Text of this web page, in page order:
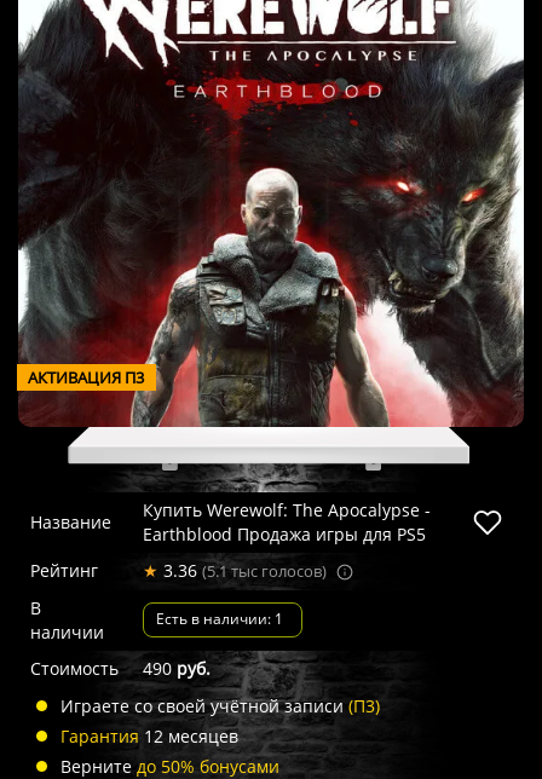
АКТИВАЦИЯ П3
Название
Купить Werewolf: The Apocalypse -
Earthblood Продажа игры для PS5
Рейтинг
★ 3.36 (5.1 тыс голосов)
В
наличии
Есть в наличии: 1
Стоимость 490 руб.
Играете со своей учётной записи (П3)
Гарантия12 месяцев
Верните до 50% бонусами